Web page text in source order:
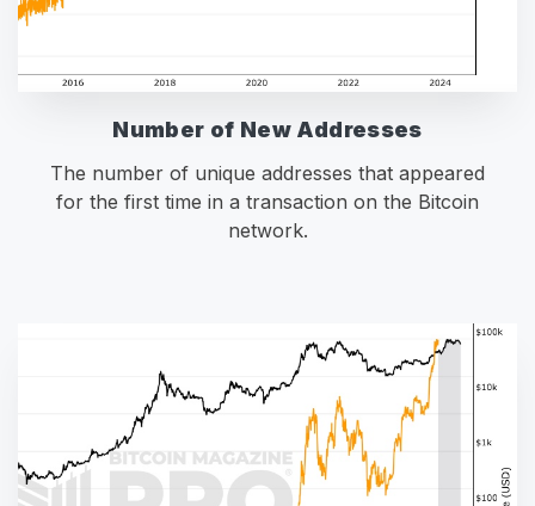
Number of New Addresses
The number of unique addresses that appeared
for the first time in a transaction on the Bitcoin
network.